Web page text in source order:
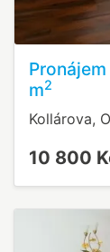
m2
Kollárova,
10 800